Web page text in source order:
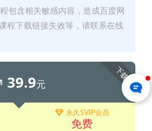
包含相关敏感内容，造成百度网
程下载链接失效等，请联系在线
下载
39.9元
永久SVIP会员
免费